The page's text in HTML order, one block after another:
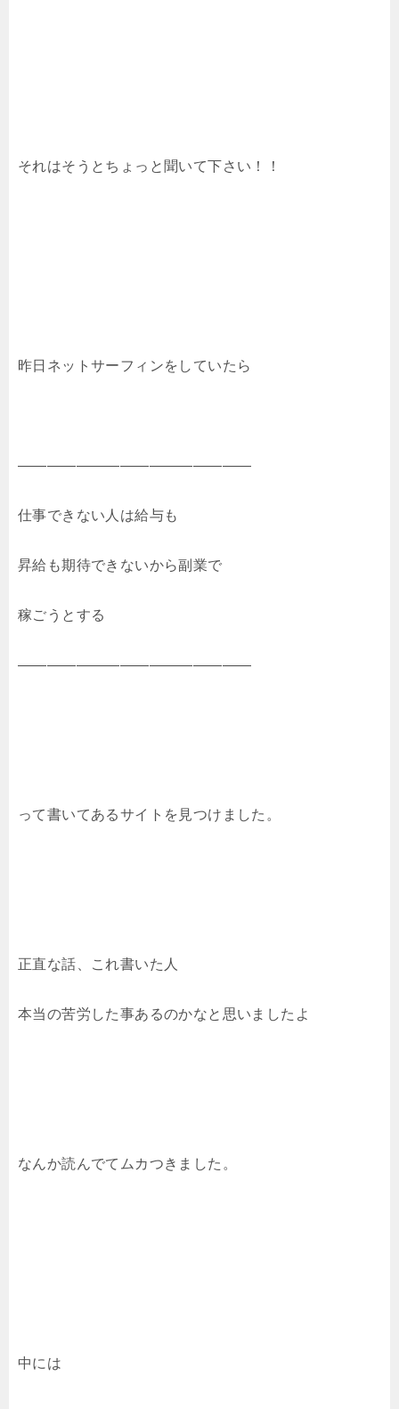
それはそうとちょっと聞いて下さい！！
昨日ネットサーフィンをしていたら
――――――――――――――――
仕事できない人は給与も
昇給も期待できないから副業で
稼ごうとする
――――――――――――――――
って書いてあるサイトを見つけました。
正直な話、これ書いた人
本当の苦労した事あるのかなと思いましたよ
なんか読んでてムカつきました。
中には